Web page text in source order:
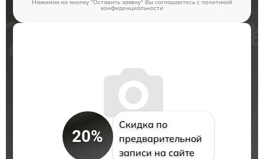
Нажимая на кнопку "Оставить заявку" Вы соглашаетесь cполитикой
конфиденциальности
20%
Скидка по
предварительной
записи на сайте